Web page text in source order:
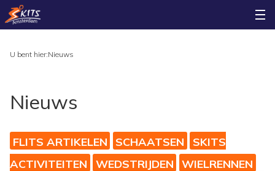
U bent hier:Nieuws
Nieuws
FLITS ARTIKELEN SCHAATSEN
SKITS
ACTIVITEITEN
WEDSTRIJDEN WIELRENNEN